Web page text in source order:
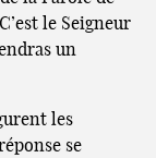
le Seigneur
un
les
se